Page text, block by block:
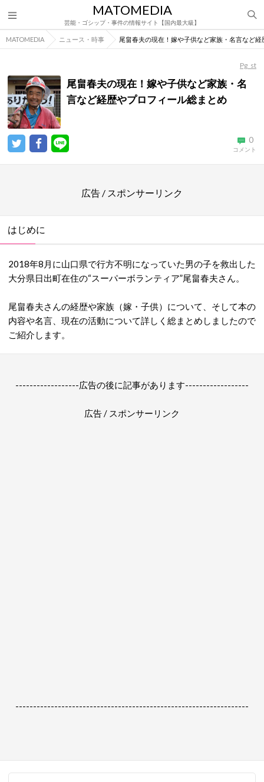
MATOMEDIA
芸能・ゴシップ・事件の情報サイト【国内最大級】
MATOMEDIA ニュース・時事 尾畠春夫の現在！嫁や子供など家族・名言など
Pg_st
尾畠春夫の現在！嫁や子供など家族・名
言など経歴やプロフィール総まとめ
0
コメント
広告 / スポンサーリンク
はじめに
2018年8月に山口県で行方不明になっていた男の子を救出した
大分県日出町在住の“スーパーボランティア”尾畠春夫さん。
尾畠春夫さんの経歴や家族（嫁・子供）について、そして本の
内容や名言、現在の活動について詳しく総まとめしましたので
ご紹介します。
------------------広告の後に記事があります------------------
広告 / スポンサーリンク
------------------------------------------------------------------